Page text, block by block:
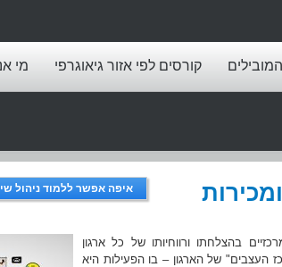
קורסים לפי אזור גיאוגרפי מי
איפה אפשר ללמוד ניהול
בהצלחתו ורווחיותו של כל ארגון
העצבים" של הארגון – בו הפעילות היא